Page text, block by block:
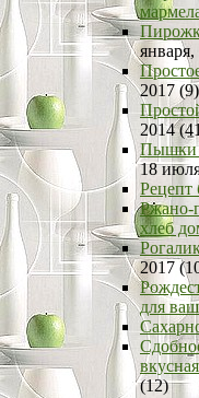
2017 (9)
2014
Пышки
18
Рецепт
Ржано-
хлеб
2017
для
(12)